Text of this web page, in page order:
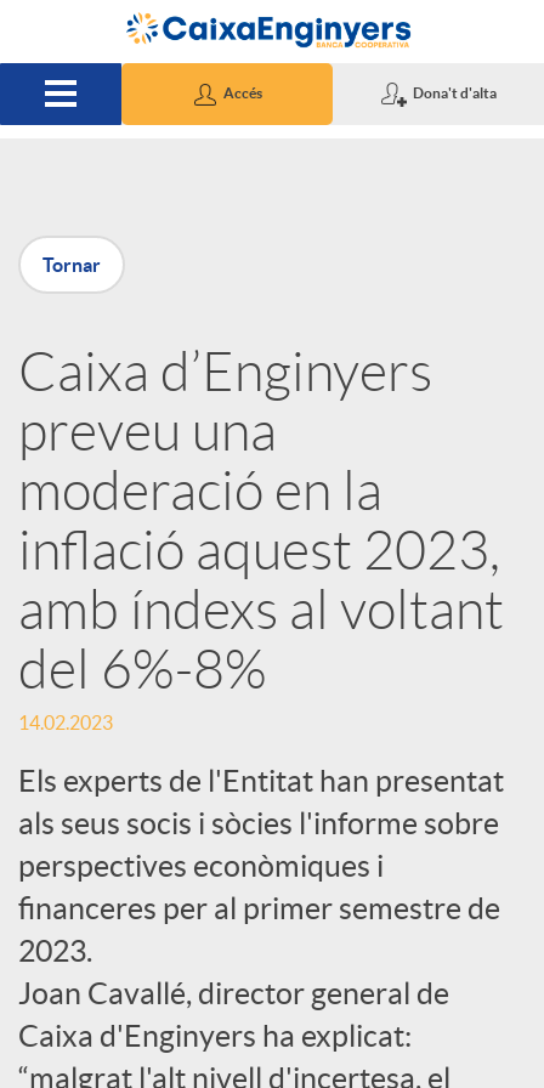
Salta al contingut principal
Accés Dona't d'alta
P
u
b
l
i
c
a
d
o
r
d
Tornar
Caixa d’Enginyers
preveu una
moderació en la
inflació aquest 2023,
amb índexs al voltant
del 6%-8%
14.02.2023
Els experts de l'Entitat han presentat
als seus socis i sòcies l'informe sobre
perspectives econòmiques i
financeres per al primer semestre de
2023.
Joan Cavallé, director general de
Caixa d'Enginyers ha explicat:
“malgrat l'alt nivell d'incertesa, el